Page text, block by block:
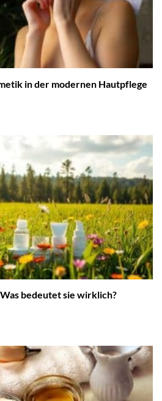
in der modernen Hautpflege
bedeutet sie wirklich?